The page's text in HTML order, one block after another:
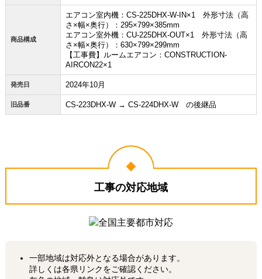
商品構成
エアコン室内機：CS-225DHX-W-IN×1 外形寸法（高
さ×幅×奥行）：295×799×385mm
エアコン室外機：CU-225DHX-OUT×1 外形寸法（高
さ×幅×奥行）：630×799×299mm
【工事費】ルームエアコン：CONSTRUCTION-
AIRCON22×1
発売日 2024年10月
旧品番 CS-223DHX-W → CS-224DHX-W の後継品
工事の対応地域
一部地域は対応外となる場合があります。
詳しくは各県リンクをご確認ください。